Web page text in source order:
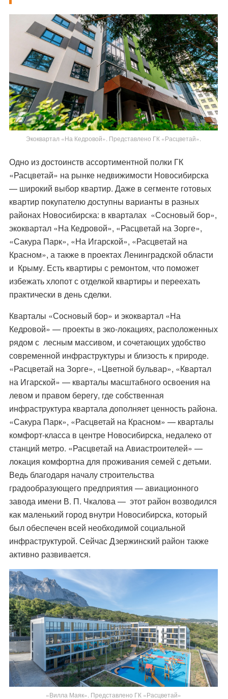
Экоквартал «На Кедровой». Представлено ГК «Расцветай».
Одно из достоинств ассортиментной полки ГК
«Расцветай» на рынке недвижимости Новосибирска
— широкий выбор квартир. Даже в сегменте готовых
квартир покупателю доступны варианты в разных
районах Новосибирска: в кварталах «Сосновый бор»,
экоквартал «На Кедровой», «Расцветай на Зорге»,
«Сакура Парк», «На Игарской», «Расцветай на
Красном», а также в проектах Ленинградской области
и Крыму. Есть квартиры с ремонтом, что поможет
избежать хлопот с отделкой квартиры и переехать
практически в день сделки.
Кварталы «Сосновый бор» и экоквартал «На
Кедровой» — проекты в эко-локациях, расположенных
рядом с лесным массивом, и сочетающих удобство
современной инфраструктуры и близость к природе.
«Расцветай на Зорге», «Цветной бульвар», «Квартал
на Игарской» — кварталы масштабного освоения на
левом и правом берегу, где собственная
инфраструктура квартала дополняет ценность района.
«Сакура Парк», «Расцветай на Красном» — кварталы
комфорт-класса в центре Новосибирска, недалеко от
станций метро. «Расцветай на Авиастроителей» —
локация комфортна для проживания семей с детьми.
Ведь благодаря началу строительства
градообразующего предприятия — авиационного
завода имени В. П. Чкалова — этот район возводился
как маленький город внутри Новосибирска, который
был обеспечен всей необходимой социальной
инфраструктурой. Сейчас Дзержинский район также
активно развивается.
«Вилла Маяк». Представлено ГК «Расцветай»